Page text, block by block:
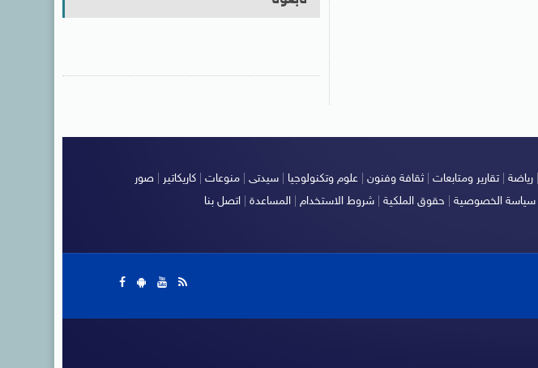
رياضة |تقارير ومتابعات |ثقافة وفنون علوم وتكنولوجيا سيدتى منوعات كاريكاتير صور
|سياسة الخصوصية حقوق الملكية |شروط الاستخدام |المساعدة |اتصل بنا